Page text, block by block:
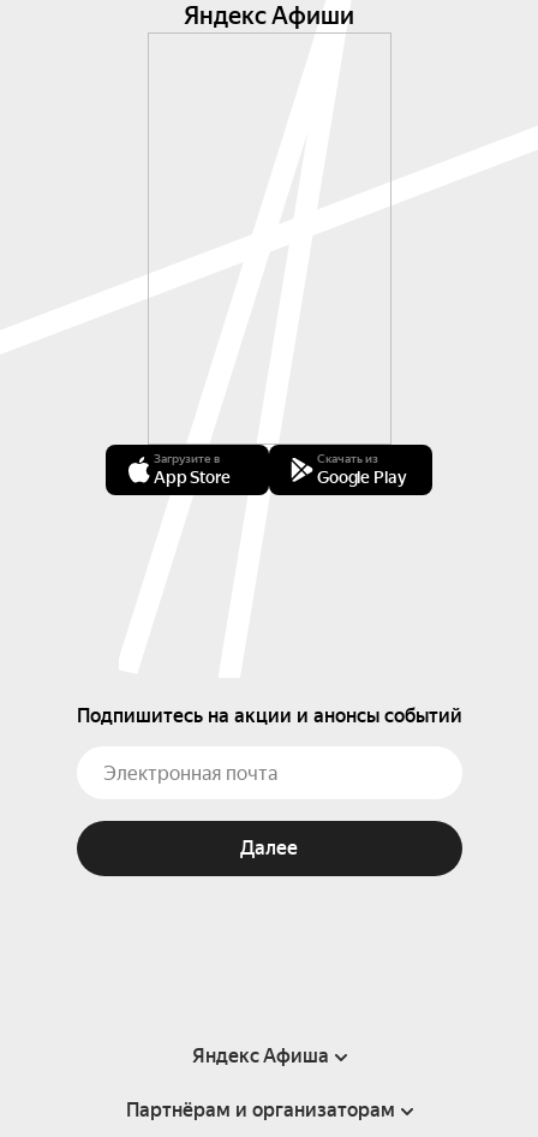
Яндекс Афиши
Загрузите в
App Store
Скачать из
Google Play
Подпишитесь на акции и анонсы событий
Далее
Яндекс Афиша
Справка
Партнёрам и организаторам